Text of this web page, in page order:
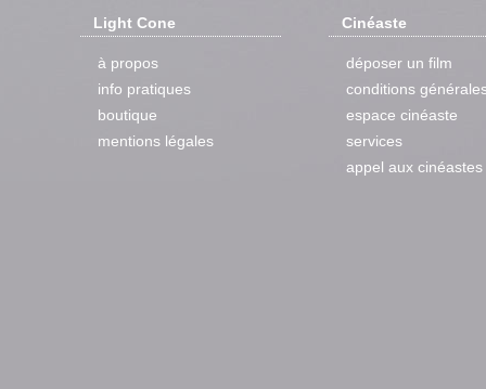
Light Cone
à propos
info pratiques
boutique
mentions légales
Cinéaste
déposer un film
conditions
espace cinéaste
services
appel aux cinéastes